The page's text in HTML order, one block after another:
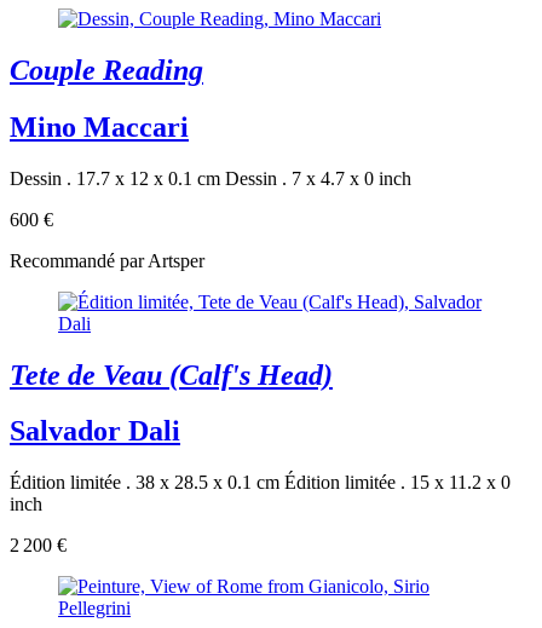
Couple Reading
Mino Maccari
Dessin . 17.7 x 12 x 0.1 cm Dessin . 7 x 4.7 x 0 inch
600 €
Recommandé par Artsper
Tete de Veau (Calf's Head)
Salvador Dali
Édition limitée . 38 x 28.5 x 0.1 cm Édition limitée . 15 x 11.2 x 0
inch
2 200 €